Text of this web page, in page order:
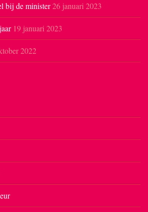
bij de minister26 januari 2023
19 januari 2023
2022